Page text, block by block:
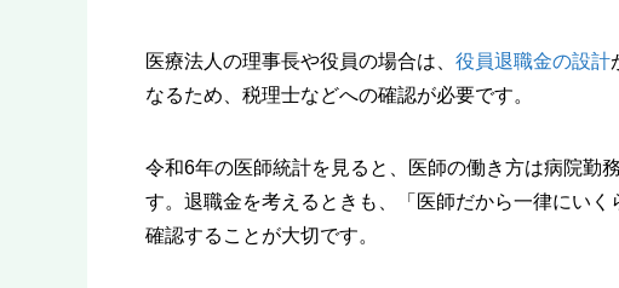
医療法人の理事長や役員の場合は、 役員退職金の設計
なるため、税理士などへの確認が必要です。
令和6年の医師統計を見ると、医師の働き方は病院勤
す。退職金を考えるときも、「医師だから一律にい
確認することが大切です。